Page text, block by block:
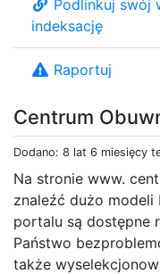
Centrum
Dodano: 8 lat 6 miesięcy
Na stronie www.
znaleźć dużo
portalu są dostępne
Państwo
także
Podlinkuj swój
indeksację
Raportuj